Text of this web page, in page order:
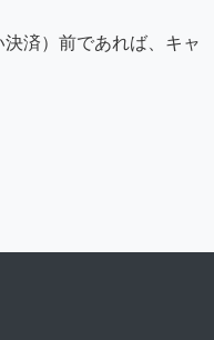
済）前であれば、キャ